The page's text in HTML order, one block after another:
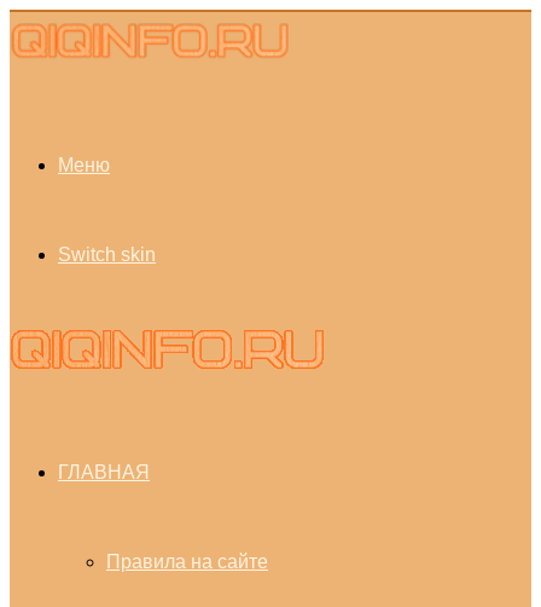
Меню
Switch skin
ГЛАВНАЯ
Правила на сайте